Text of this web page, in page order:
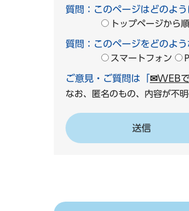
質問：このページはどのよ
トップページから
質問：このページをどのよ
スマートフォン
ご意見・ご質問は「 ✉WEB
なお、匿名のもの、内容が不